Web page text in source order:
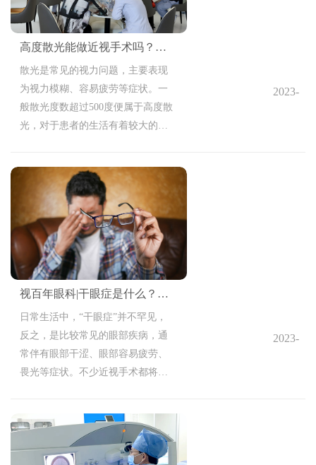
高度散光能做近视手术吗？哪里做比较好？
散光是常见的视力问题，主要表现
为视力模糊、容易疲劳等症状。一
般散光度数超过500度便属于高度散
光，对于患者的生活有着较大的影
2023-
视百年眼科|干眼症是什么？可以怎么治疗？
日常生活中，“干眼症”并不罕见，
反之，是比较常见的眼部疾病，通
常伴有眼部干涩、眼部容易疲劳、
畏光等症状。不少近视手术都将其
干眼症到底是什么？可以怎么治
疗？
2023-